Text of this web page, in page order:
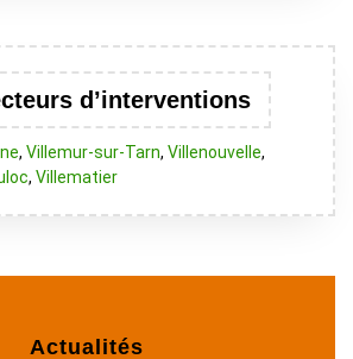
d’interventions
, Villemur-sur-Tarn, Villenouvelle,
, Villematier
Actualités